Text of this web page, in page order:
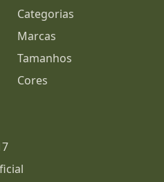
Categorias
Marcas
Tamanhos
Cores